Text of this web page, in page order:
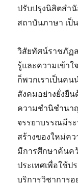
ปรับปรุงนิสิตสำ
สถาบันภาษา เป็
วิสัยทัศน์ราชภัฏ
รู้และความเข้า
ก็พวกเราเป็นค
สังคมอย่างยั่งยื
ความชำนิชำนา
จรรยาบรรณมีร
สร้างของใหม่ค
มีการศึกษาค้นค
ประเทศเพื่อใช้ป
บริการวิชาการอ